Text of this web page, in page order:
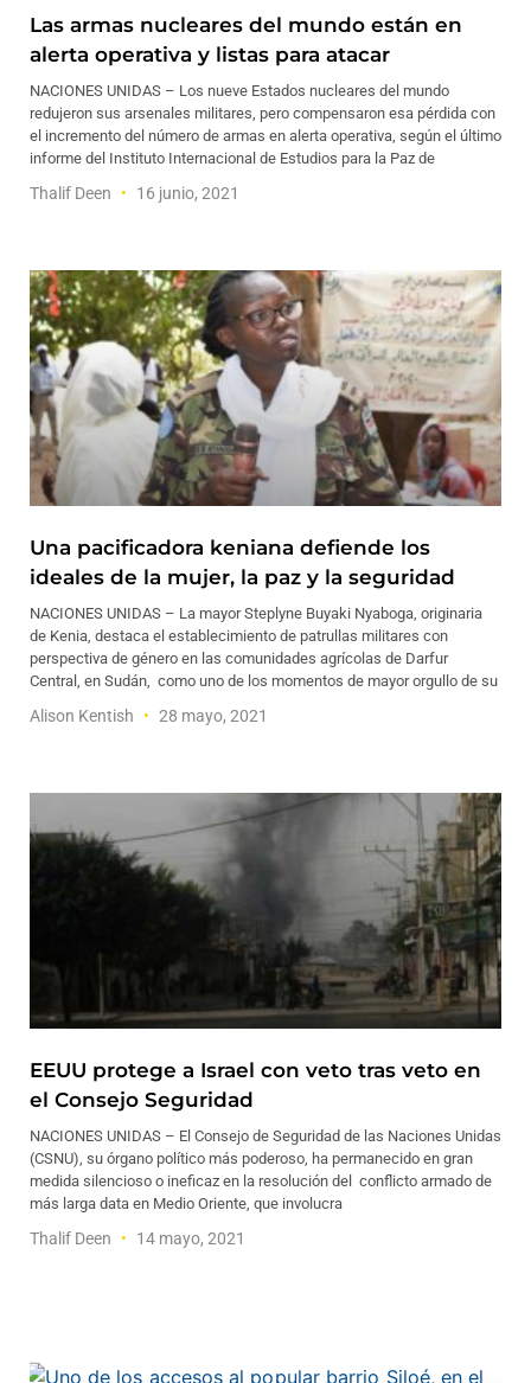
Las armas nucleares del mundo están en
alerta operativa y listas para atacar
NACIONES UNIDAS – Los nueve Estados nucleares del mundo
redujeron sus arsenales militares, pero compensaron esa pérdida con
el incremento del número de armas en alerta operativa, según el último
informe del Instituto Internacional de Estudios para la Paz de
Thalif Deen 16 junio, 2021
Una pacificadora keniana defiende los
ideales de la mujer, la paz y la seguridad
NACIONES UNIDAS – La mayor Steplyne Buyaki Nyaboga, originaria
de Kenia, destaca el establecimiento de patrullas militares con
perspectiva de género en las comunidades agrícolas de Darfur
Central, en Sudán, como uno de los momentos de mayor orgullo de su
Alison Kentish 28 mayo, 2021
EEUU protege a Israel con veto tras veto en
el Consejo Seguridad
NACIONES UNIDAS – El Consejo de Seguridad de las Naciones Unidas
(CSNU), su órgano político más poderoso, ha permanecido en gran
medida silencioso o ineficaz en la resolución del conflicto armado de
más larga data en Medio Oriente, que involucra
Thalif Deen 14 mayo, 2021